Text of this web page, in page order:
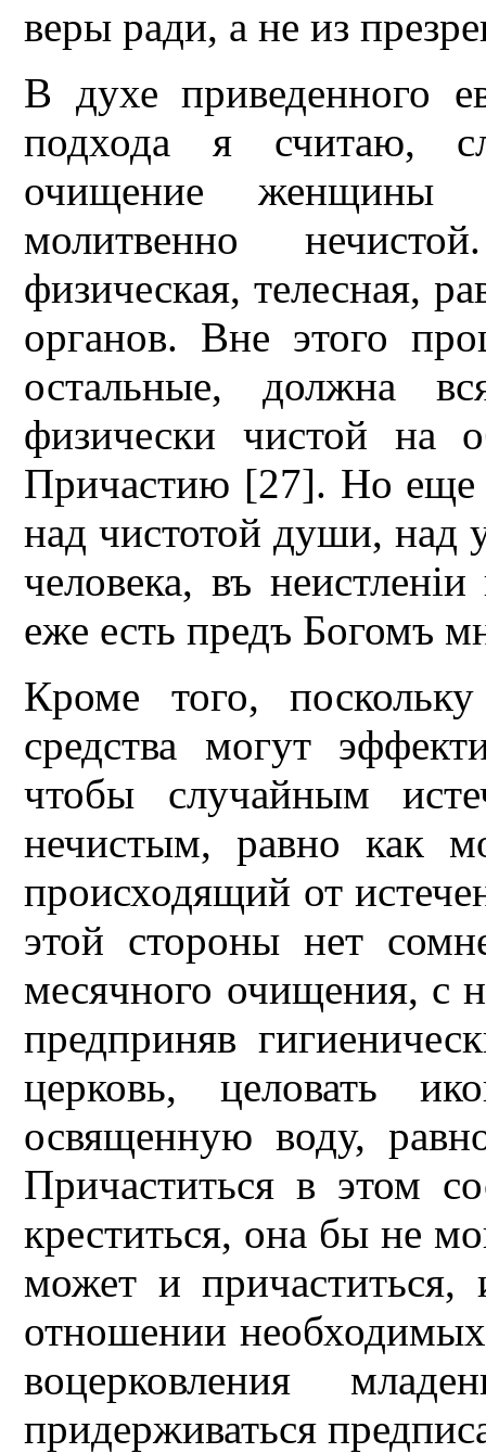
веры ради, а не из
В духе приведенного
подхода я считаю,
очищение женщины
молитвенно
физическая, телесная,
органов. Вне этого
остальные, должна
физически чистой на
Причастию [27]. Но еще
над чистотой души, над
человека, въ
еже есть предъ Богомъ
Кроме того,
средства могут
чтобы случайным
нечистым, равно как
происходящий от
этой стороны нет
месячного очищения, с
предприняв
церковь, целовать
освященную воду,
Причаститься в этом
креститься, она бы не
может и причаститься,
отношении
воцерковления
придерживаться